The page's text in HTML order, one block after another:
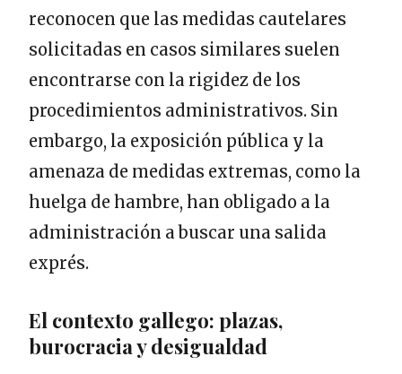
reconocen que las medidas cautelares
solicitadas en casos similares suelen
encontrarse con la rigidez de los
procedimientos administrativos. Sin
embargo, la exposición pública y la
amenaza de medidas extremas, como la
huelga de hambre, han obligado a la
administración a buscar una salida
exprés.
El contexto gallego: plazas,
burocracia y desigualdad